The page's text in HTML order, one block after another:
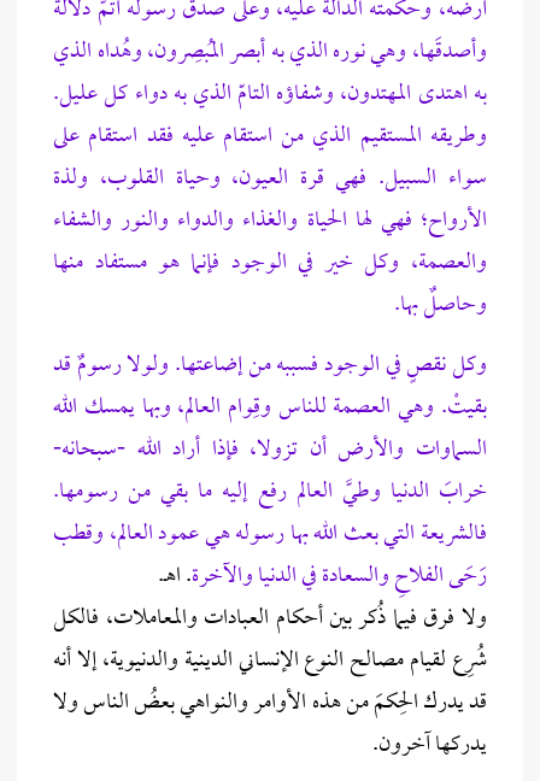
أرضه، وحكمته الدالة عليه، وعلى صدق رسوله أتمَّ دلالة
وأصدقَها، وهي نوره الذي به أبصر المُبصِرون، وهُداه الذي
به اهتدى المهتدون، وشفاؤه التامّ الذي به دواء كل عليل.
وطريقه المستقيم الذي من استقام عليه فقد استقام على
سواء السبيل. فهي قرة العيون، وحياة القلوب، ولذة
الأرواح؛ فهي لها الحياة والغذاء والدواء والنور والشفاء
والعصمة، وكل خير في الوجود فإنما هو مستفاد منها
وحاصلٌ بها.
وكل نقصٍ في الوجود فسببه من إضاعتها. ولولا رسومٌ قد
بقيتْ. وهي العصمة للناس وقِوام العالم، وبها يمسك الله
السماوات والأرض أن تزولا، فإذا أراد الله -سبحانه-
خرابَ الدنيا وطيَّ العالم رفع إليه ما بقي من رسومها.
فالشريعة التي بعث الله بها رسوله هي عمود العالم، وقطب
رَحَى الفلاحِ والسعادة في الدنيا والآخرة. اهـ.
ولا فرق فيما ذُكر بين أحكام العبادات والمعاملات، فالكل
شُرِع لقيام مصالح النوع الإنساني الدينية والدنيوية، إلا أنه
قد يدرك الحِكمَ من هذه الأوامر والنواهي بعضُ الناس ولا
يدركها آخرون.